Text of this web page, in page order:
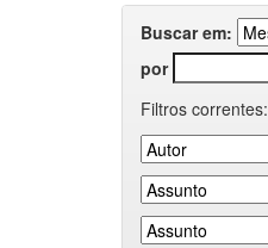
Buscar em:
por
Filtros correntes: